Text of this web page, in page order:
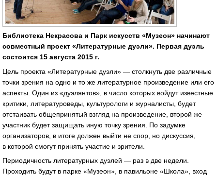
Библиотека Некрасова и Парк искусств «Музеон» начинают
совместный проект «Литературные дуэли». Первая дуэль
состоится 15 августа 2015 г.
Цель проекта «Литературные дуэли» — столкнуть две различные
точки зрения на одно и то же литературное произведение или его
аспекты. Один из «дуэлянтов», в число которых войдут известные
критики, литературоведы, культурологи и журналисты, будет
отстаивать общепринятый взгляд на произведение, второй же
участник будет защищать иную точку зрения. По задумке
организаторов, в итоге должен выйти не спор, но дискуссия,
в которой смогут принять участие и зрители.
Периодичность литературных дуэлей — раз в две недели.
Проходить будут в парке «Музеон», в павильоне «Школа», вход